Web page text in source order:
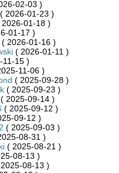
02-03 )
( 2026-01-23 )
01-18 )
01-17 )
( 2026-01-16 )
( 2026-01-11 )
15 )
11-06 )
( 2025-09-28 )
( 2025-09-23 )
( 2025-09-14 )
( 2025-09-12 )
09-12 )
( 2025-09-03 )
08-31 )
( 2025-08-21 )
08-13 )
08-13 )